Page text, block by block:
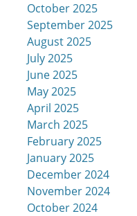
October 2025
September 2025
August 2025
July 2025
June 2025
May 2025
April 2025
March 2025
February 2025
January 2025
December 2024
November 2024
October 2024